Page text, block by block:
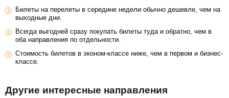
Билеты на перелеты в середине недели обычно дешевле, чем на
выходные дни.
Всегда выгодней сразу покупать билеты туда и обратно, чем в
оба направления по отдельности.
Стоимость билетов в эконом-классе ниже, чем в первом и бизнес-
классе.
Другие интересные направления